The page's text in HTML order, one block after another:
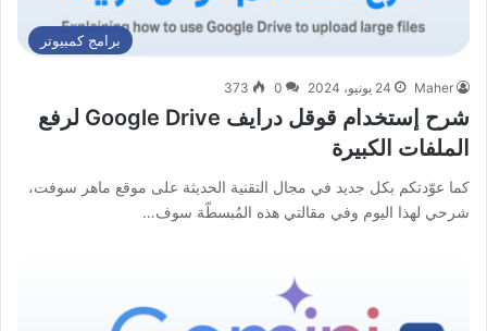
برامج كمبيوتر
Maher 24 يونيو، 2024 0
373
شرح إستخدام قوقل درايف Google Drive لرفع
الملفات الكبيرة
كما عوّدتكم بكل جديد في مجال التقنية الحديثة على موقع ماهر سوفت،
شرحي لهذا اليوم وفي مقالتي هذه المُبسطّة سوف…